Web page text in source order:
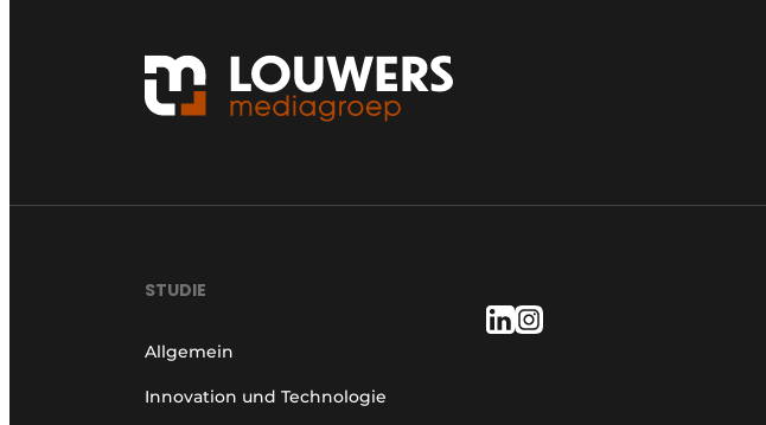
STUDIE
Allgemein
Innovation und Technologie